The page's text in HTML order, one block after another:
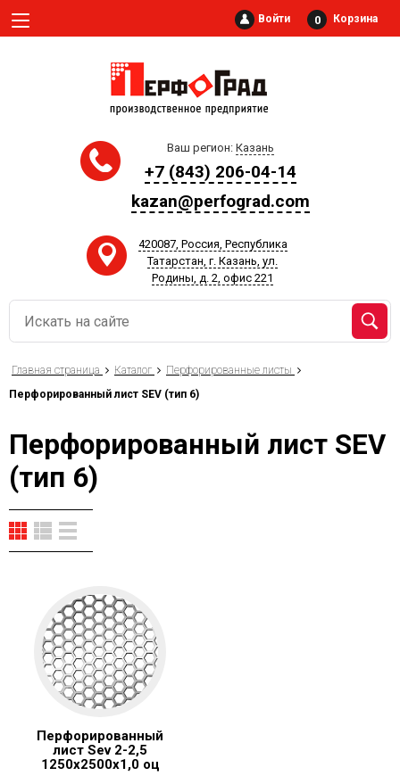
Войти 0 Корзина
Ваш регион: Казань
+7 (843) 206-04-14
kazan@perfograd.com
420087, Россия, Республика
Татарстан, г. Казань, ул.
Родины, д. 2, офис 221
Главная страница Каталог
Перфорированные листы
Перфорированный лист SEV (тип 6)
Перфорированный лист SEV
(тип 6)
Перфорированный
лист Sev 2-2,5
1250x2500х1,0 оц